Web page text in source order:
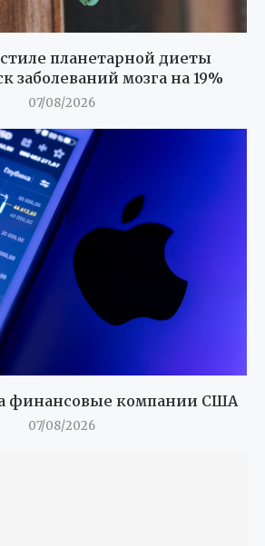
планетарной диеты
заболеваний мозга на 19%
07/08/2026
финансовые компании США
07/08/2026